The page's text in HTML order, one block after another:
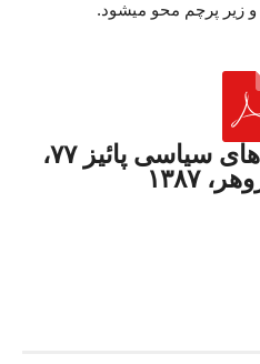
و زیر پرچم محو میشود.
دهمین سالگرد قتل‌های سیاسی پائیز ۷۷،
۱۳۸۷